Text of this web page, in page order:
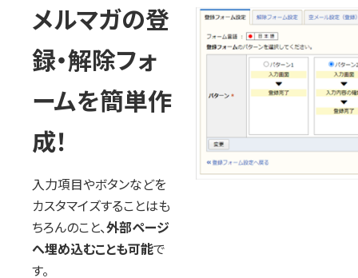
メルマガの登
録・解除フォ
ームを簡単作
成！
入力項目やボタンなどを
カスタマイズすることはも
ちろんのこと、外部ページ
へ埋め込むことも可能で
す。